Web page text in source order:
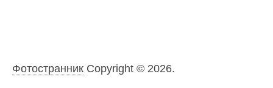
ФотостранникCopyright © 2026.